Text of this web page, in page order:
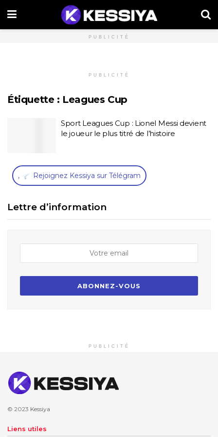
PUBLICITÉ
PUBLICITÉ
Étiquette : Leagues Cup
Sport Leagues Cup : Lionel Messi devient
le joueur le plus titré de l’histoire
, Rejoignez Kessiya sur Télégram
Lettre d’information
PUBLICITÉ
© 2023 Kessiya
Liens utiles